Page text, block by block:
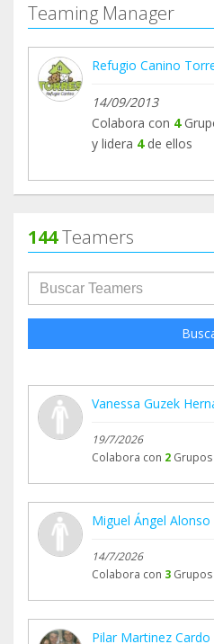
Teaming Manager
Refugio Canino
14/09/2013
Colabora con 4
y lidera 4 de ellos
144Teamers
Vanessa Guzek
19/7/2026
Colabora con 2 Grupos
Miguel Ángel Alonso
14/7/2026
Colabora con 3 Grupos
Pilar Martinez Cardo